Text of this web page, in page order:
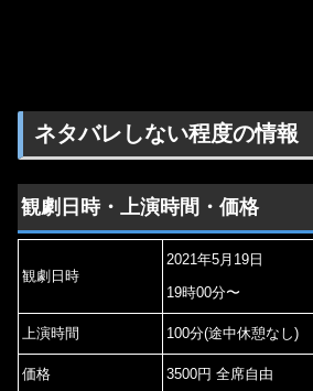
ネタバレしない程度の情報
観劇日時・上演時間・価格
観劇日時
2021年5月19日
19時00分〜
上演時間 100分(途中休憩なし)
価格 3500円 全席自由